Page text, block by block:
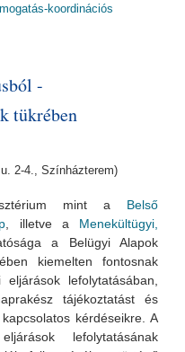
koordinációs
-
tükrében
2-4., Színházterem)
mint a Belső
, illetve a Menekültügyi,
a Belügyi Alapok
kiemelten fontosnak
lefolytatásában,
tájékoztatást és
kérdéseikre. A
lefolytatásának